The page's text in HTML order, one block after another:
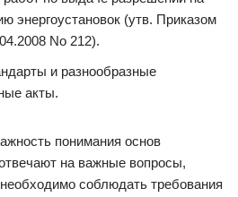
энергоустановок (утв. Приказом
No 212).
и разнообразные
акты.
понимания основ
на важные вопросы,
соблюдать требования